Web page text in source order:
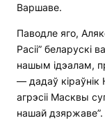
Варшаве.
Паводле яго,
Расіі” беларускі
нашым ідэалам,
— дадаў кіраўнік
агрэсіі Масквы
нашай дзяржаве”.